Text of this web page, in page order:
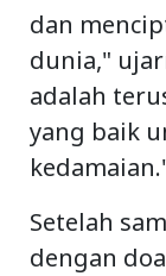
dan
dunia,"
adalah
yang baik
Setelah
dengan